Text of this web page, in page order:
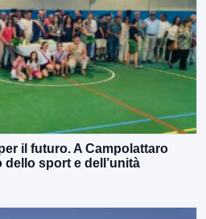
il futuro. A Campolattaro
sport e dell’unità